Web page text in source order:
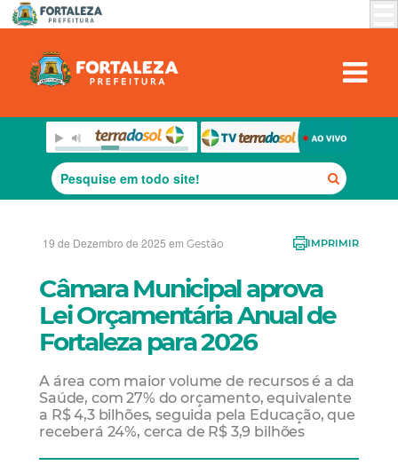
19 de Dezembro de 2025 em Gestão IMPRIMIR
Câmara Municipal aprova
Lei Orçamentária Anual de
Fortaleza para 2026
A área com maior volume de recursos é a da
Saúde, com 27% do orçamento, equivalente
a R$ 4,3 bilhões, seguida pela Educação, que
receberá 24%, cerca de R$ 3,9 bilhões